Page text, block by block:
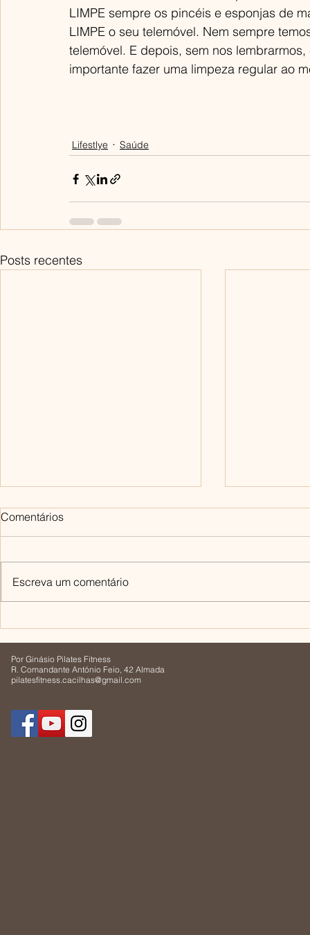
LIMPE sempre os pincéis e esponjas de
LIMPE o seu telemóvel. Nem sempre
telemóvel. E depois, sem nos
importante fazer uma limpeza regular ao
Lifestlye Saúde
Posts recentes
por Cláudia Balhote
“derrete”?,
Comentários
Escreva um comentário
Por Ginásio Pilates Fitness
R. Comandante António Feio, 42 Almada
pilatesfitness.cacilhas@gmail.com